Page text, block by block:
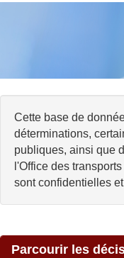
Cette base de
déterminations,
publiques, ainsi que
l'Office des
sont confidentielles
Parcourir les